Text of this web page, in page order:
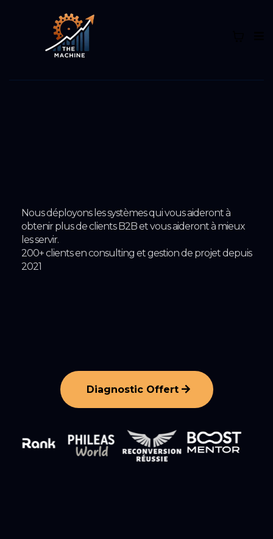
Nous déployons les systèmes qui vous aideront à
obtenir plus de clients B2B et vous aideront à mieux
les servir.
200+ clients en consulting et gestion de projet depuis
2021
Diagnostic Offert